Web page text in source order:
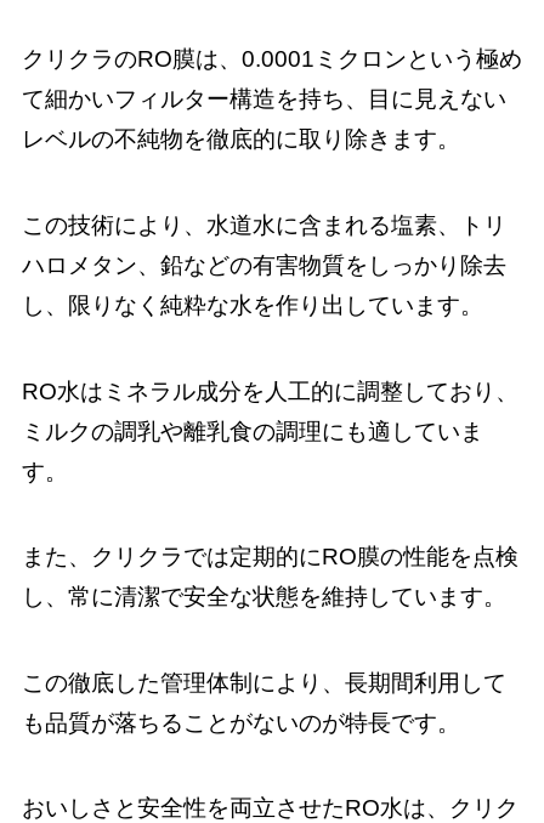
クリクラのRO膜は、0.0001ミクロンという極め
て細かいフィルター構造を持ち、目に見えない
レベルの不純物を徹底的に取り除きます。
この技術により、水道水に含まれる塩素、トリ
ハロメタン、鉛などの有害物質をしっかり除去
し、限りなく純粋な水を作り出しています。
RO水はミネラル成分を人工的に調整しており、
ミルクの調乳や離乳食の調理にも適していま
す。
また、クリクラでは定期的にRO膜の性能を点検
し、常に清潔で安全な状態を維持しています。
この徹底した管理体制により、長期間利用して
も品質が落ちることがないのが特長です。
おいしさと安全性を両立させたRO水は、クリク